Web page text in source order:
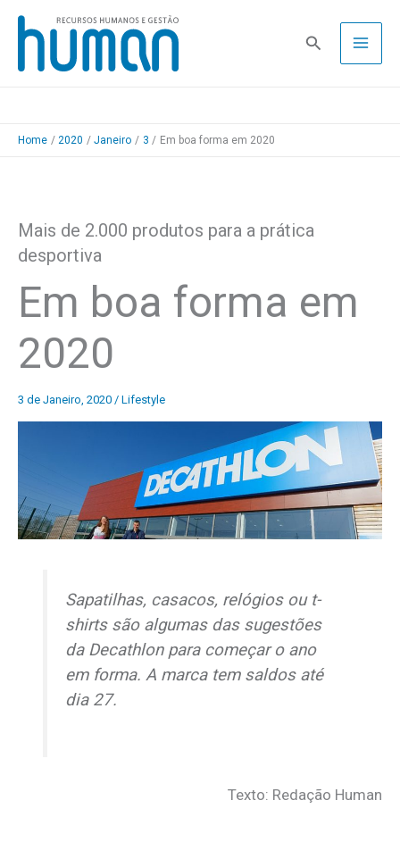
Skip
content
Pesquisa
Home 2020 Janeiro 3 Em boa forma em 2020
Mais de 2.000 produtos para a prática
desportiva
Em boa forma em
2020
3 de Janeiro, 2020 / Lifestyle
Sapatilhas, casacos, relógios ou t-
shirtssão algumas das sugestões
da Decathlon para começar o ano
em forma. A marca tem saldos até
dia 27.
Texto: Redação Human